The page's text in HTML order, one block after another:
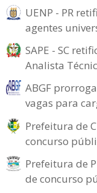
UENP - PR
agentes
SAPE - SC
Analista
ABGF
vagas para
Prefeitura de
concurso
Prefeitura de
de concurso